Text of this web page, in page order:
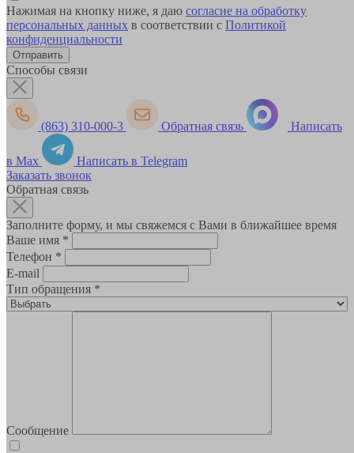
Нажимая на кнопку ниже, я даю согласие на обработку
персональных данных в соответствии с Политикой
конфиденциальности
Способы связи
(863) 310-000-3 Обратная связь Написать
в Max
Написать в Telegram
Заказать звонок
Обратная связь
Заполните форму, и мы свяжемся с Вами в ближайшее время
Ваше имя *
Телефон *
E-mail
Тип обращения *
Сообщение